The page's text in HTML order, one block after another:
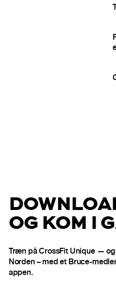
OG KOM I
Træn på CrossFit Unique —
Norden – med et Bruce-
appen.